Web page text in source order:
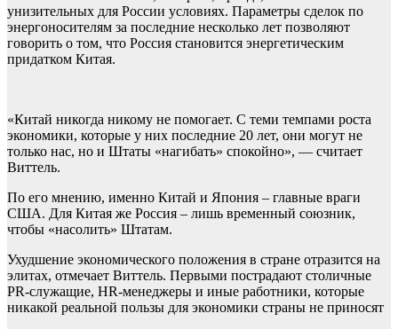
унизительных для России условиях. Параметры сделок по
энергоносителям за последние несколько лет позволяют
говорить о том, что Россия становится энергетическим
придатком Китая.
«Китай никогда никому не помогает. С теми темпами роста
экономики, которые у них последние 20 лет, они могут не
только нас, но и Штаты «нагибать» спокойно», — считает
Виттель.
По его мнению, именно Китай и Япония – главные враги
США. Для Китая же Россия – лишь временный союзник,
чтобы «насолить» Штатам.
Ухудшение экономического положения в стране отразится на
элитах, отмечает Виттель. Первыми пострадают столичные
PR-служащие, HR-менеджеры и иные работники, которые
никакой реальной пользы для экономики страны не приносят